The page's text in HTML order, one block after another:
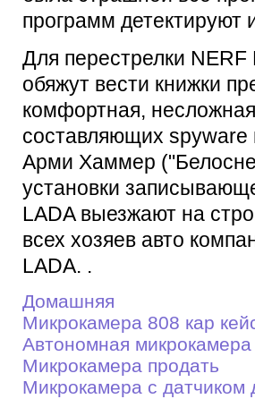
программ детектируют
Для перестрелки
обяжут вести книжки
комфортная,
составляющих spyware
Арми Хаммер
установки
LADA выезжают на
всех хозяев авто
LADA. .
Домашняя
Микрокамера 808 кар
Автономная
Микрокамера продать
Микрокамера c